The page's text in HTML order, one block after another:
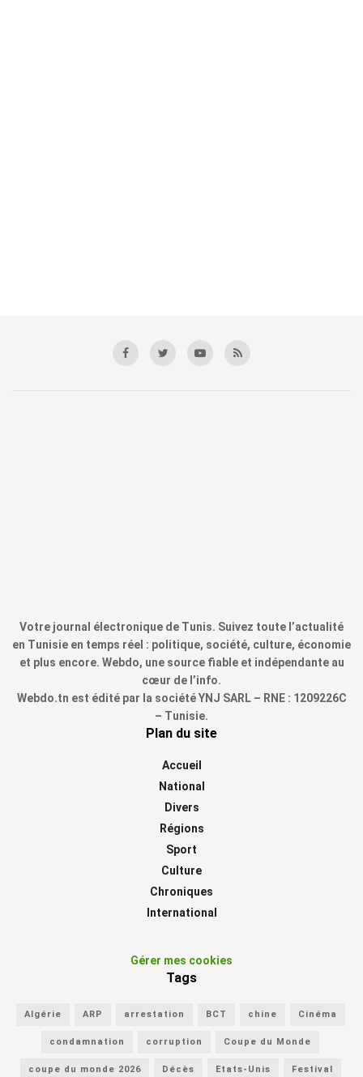
Votre journal électronique de Tunis. Suivez toute l’actualité
en Tunisie en temps réel : politique, société, culture, économie
et plus encore. Webdo, une source fiable et indépendante au
cœur de l’info.
Webdo.tn est édité par la société YNJ SARL – RNE : 1209226C
– Tunisie.
Plan du site
Accueil
National
Divers
Régions
Sport
Culture
Chroniques
International
Gérer mes cookies
Tags
Algérie ARP arrestation BCT chine Cinéma
condamnation corruption Coupe du Monde
coupe du monde 2026 Décès Etats-Unis Festival